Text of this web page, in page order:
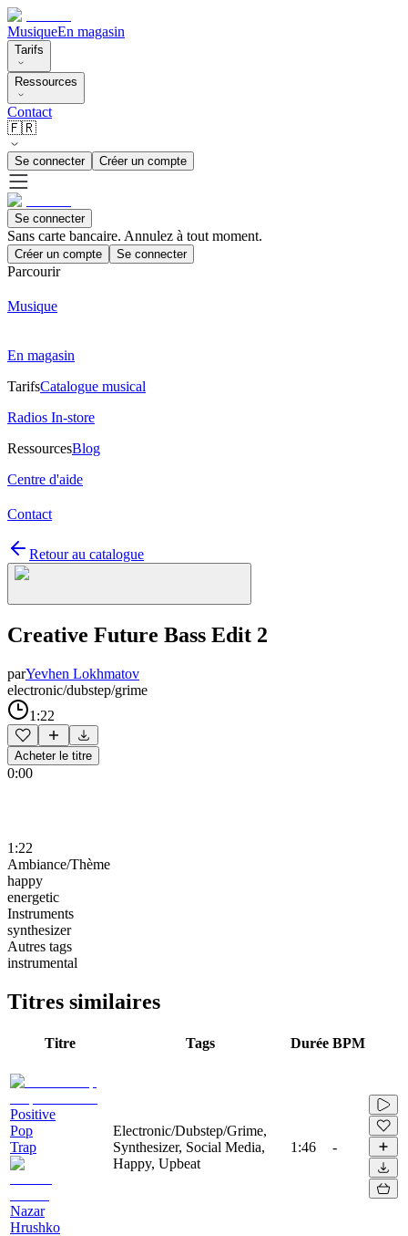
MusiqueEn magasin
Tarifs
Ressources
Contact
🇫🇷
Se connecter Créer un compte
Se connecter
Sans carte bancaire. Annulez à tout moment.
Créer un compte Se connecter
Parcourir
Musique
En magasin
TarifsCatalogue musical
Radios In-store
RessourcesBlog
Centre d'aide
Contact
Retour au catalogue
Creative Future Bass Edit 2
parYevhen Lokhmatov
electronic/dubstep/grime
1:22
Acheter le titre
0:00
1:22
Ambiance/Thème
happy
energetic
Instruments
synthesizer
Autres tags
instrumental
Titres similaires
Titre Tags Durée BPM
Positive
Pop
Trap
Nazar
Hrushko
Electronic/Dubstep/Grime,
Synthesizer, Social Media,
Happy, Upbeat
1:46 -